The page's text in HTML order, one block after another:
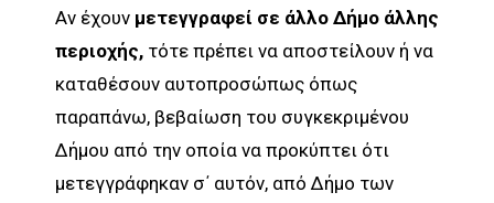
Αν έχουν μετεγγραφεί σε άλλο Δήμο άλλης
περιοχής, τότε πρέπει να αποστείλουν ή να
καταθέσουν αυτοπροσώπως όπως
παραπάνω, βεβαίωση του συγκεκριμένου
Δήμου από την οποία να προκύπτει ότι
μετεγγράφηκαν σ΄ αυτόν, από Δήμο των